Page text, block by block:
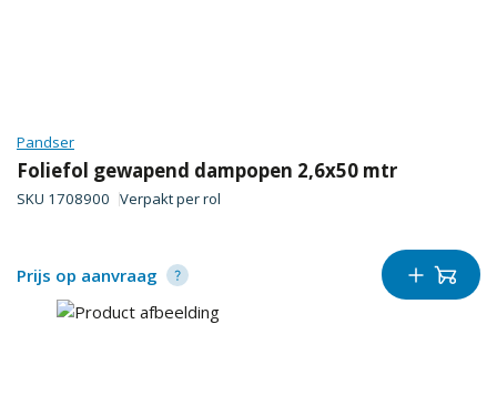
Pandser
Foliefol gewapend dampopen 2,6x50 mtr
SKU 1708900 Verpakt perrol
Prijs op aanvraag